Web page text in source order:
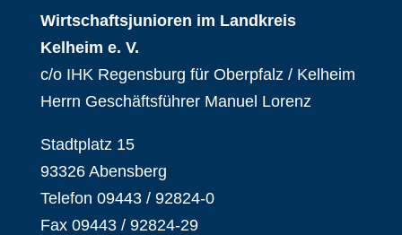
Wirtschaftsjunioren im Landkreis
Kelheim e. V.
c/o IHK Regensburg für Oberpfalz / Kelheim
Herrn Geschäftsführer Manuel Lorenz
Stadtplatz 15
93326 Abensberg
Telefon 09443 / 92824-0
Fax 09443 / 92824-29